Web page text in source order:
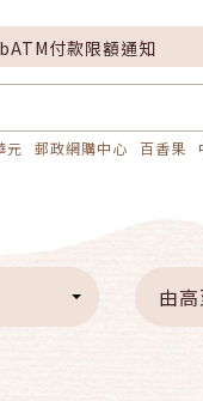
付款限額通知
元 郵政網購中心 百香果
由